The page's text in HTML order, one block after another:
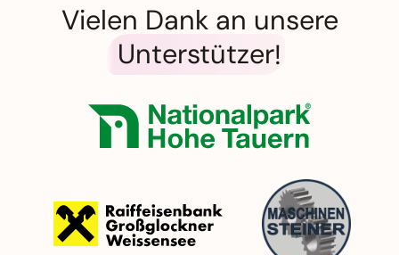
Vielen Dank an unsere
Unterstützer!